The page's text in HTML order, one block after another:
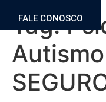
FALE CONOSCO
Tag: